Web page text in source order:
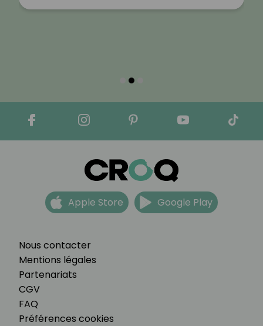
Nous contacter
Mentions légales
Partenariats
CGV
FAQ
Préférences cookies
Apple Store Google Play